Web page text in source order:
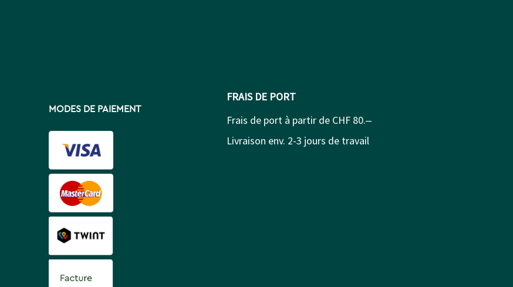
MODES DE PAIEMENT
FRAIS DE PORT
Frais de port à partir de CHF 80.‒
Livraison env. 2-3 jours de travail